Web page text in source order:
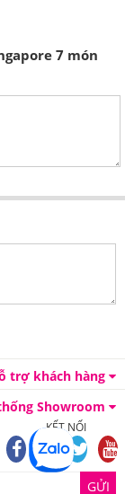
7 món
trợ khách hàng
Showroom
KẾT NỐI
GỬI